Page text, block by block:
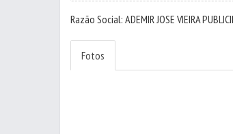
Razão Social: ADEMIR JOSE VIEIRA
Fotos